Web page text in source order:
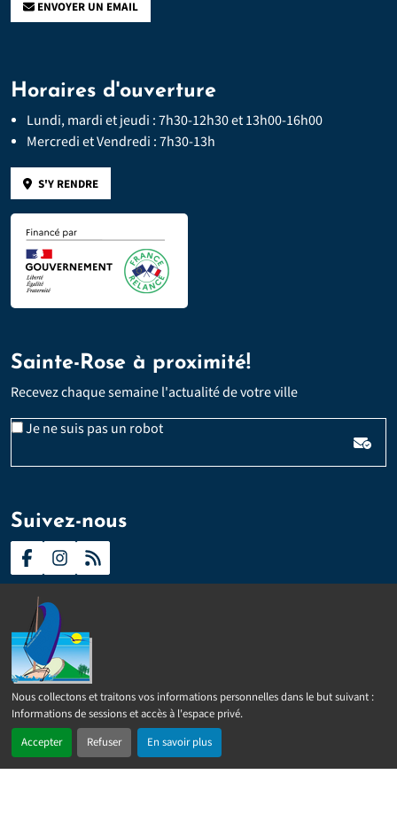
Nous collectons et traitons vos informations personnelles dans le but suivant :
Informations de sessions et accès à l'espace privé.
Accepter Refuser En savoir plus
En 1 clic Menu
ENVOYER UN EMAIL
Horaires d'ouverture
Lundi, mardi et jeudi : 7h30-12h30 et 13h00-16h00
Mercredi et Vendredi : 7h30-13h
S'Y RENDRE
Sainte-Rose à proximité!
Recevez chaque semaine l'actualité de votre ville
Je ne suis pas un robotVeuillez laisser ce champ vide :
Email
Suivez-nous
Contact
2024 –2026 © Sainte-Rose Tous droits réservés
Mentions
légales
Politique de confidentialité
Réalisé parIPEOS I-Solutions